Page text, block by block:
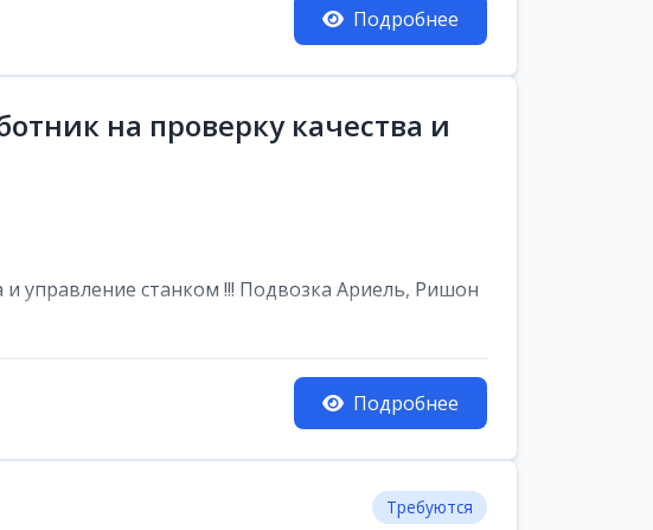
Подробнее
на проверку качества и
управление станком !!! Подвозка Ариель, Ришон
Подробнее
Требуются